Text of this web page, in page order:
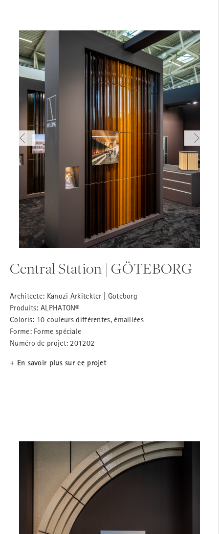
Central Station | GÖTEBORG
Architecte: Kanozi Arkitekter | Göteborg
Produits: ALPHATON®
Coloris: 10 couleurs différentes, émaillées
Forme: Forme spéciale
Numéro de projet: 201202
+ En savoir plus sur ce projet